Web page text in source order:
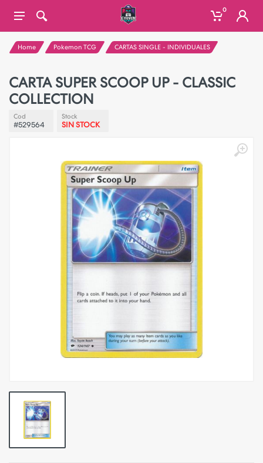
0
Home Pokemon TCG CARTAS SINGLE - INDIVIDUALES
CARTA SUPER SCOOP UP - CLASSIC
COLLECTION
Cod
#529564
Stock
SIN STOCK